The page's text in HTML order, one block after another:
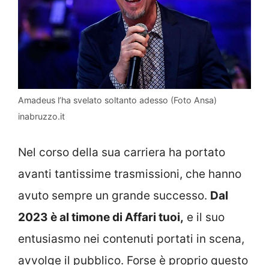
Amadeus l’ha svelato soltanto adesso (Foto Ansa)
inabruzzo.it
Nel corso della sua carriera ha portato
avanti tantissime trasmissioni, che hanno
avuto sempre un grande successo. Dal
2023 è al timone di Affari tuoi, e il suo
entusiasmo nei contenuti portati in scena,
avvolge il pubblico. Forse è proprio questo